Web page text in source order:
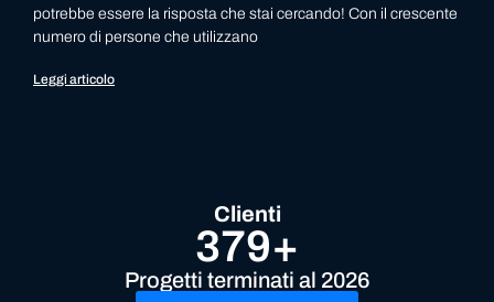
potrebbe essere la risposta che stai cercando! Con il crescente
numero di persone che utilizzano
Leggi articolo
Clienti
379+
Progetti terminati al 2026